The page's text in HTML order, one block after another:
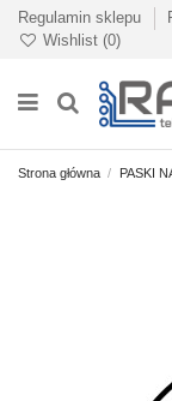
Regulamin sklepu
Wishlist (0)
Strona główna PASKI